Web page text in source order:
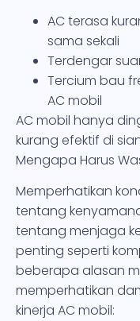
AC terasa
sama sekali
Terdengar
Tercium bau
AC mobil
AC mobil hanya
kurang efektif di
Mengapa Harus
Memperhatikan
tentang
tentang menjaga
penting seperti
beberapa alasan
memperhatikan
kinerja AC mobil: